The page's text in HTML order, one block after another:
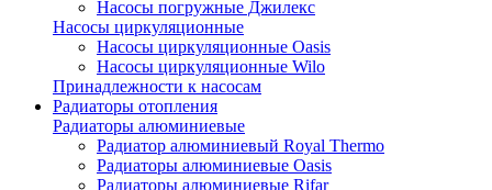
Насосы погружные Джилекс
Насосы циркуляционные
Насосы циркуляционные Oasis
Насосы циркуляционные Wilo
Принадлежности к насосам
Радиаторы отопления
Радиаторы алюминиевые
Радиатор алюминиевый Royal Thermo
Радиаторы алюминиевые Oasis
Радиаторы алюминиевые Rifar